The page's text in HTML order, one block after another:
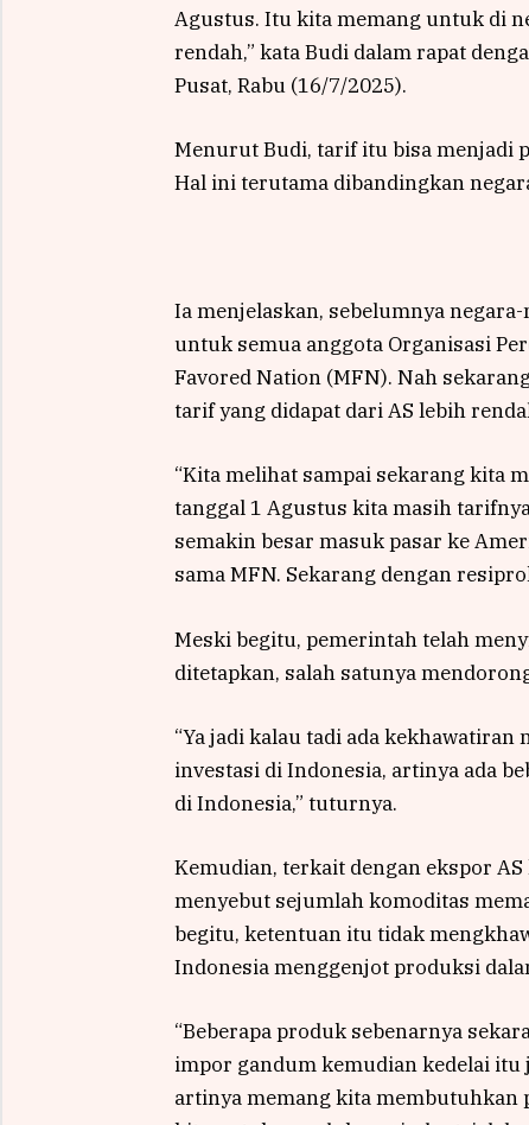
Agustus. Itu kita memang untuk di
rendah,” kata Budi dalam rapat
Pusat, Rabu (16/7/2025).
Menurut Budi, tarif itu bisa menjadi
Hal ini terutama dibandingkan
Ia menjelaskan, sebelumnya
untuk semua anggota Organisasi
Favored Nation (MFN). Nah
tarif yang didapat dari AS lebih
“Kita melihat sampai sekarang kita
tanggal 1 Agustus kita masih
semakin besar masuk pasar ke
sama MFN. Sekarang dengan
Meski begitu, pemerintah telah
ditetapkan, salah satunya
“Ya jadi kalau tadi ada
investasi di Indonesia, artinya ada
di Indonesia,” tuturnya.
Kemudian, terkait dengan ekspor
menyebut sejumlah komoditas
begitu, ketentuan itu tidak
Indonesia menggenjot produksi
“Beberapa produk sebenarnya
impor gandum kemudian kedelai
artinya memang kita membutuhkan